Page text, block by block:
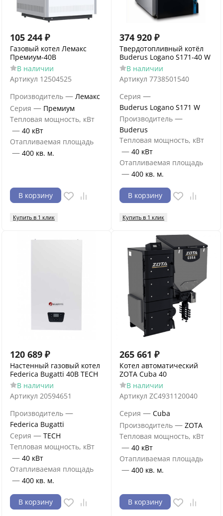
105 244 ₽
Газовый котел Лемакс
Премиум-40B
В наличии
Артикул 12504525
Производитель — Лемакс
Серия — Премиум
Тепловая мощность, кВт
— 40 кВт
Отапливаемая площадь
— 400 кв. м.
В корзину
Купить в 1 клик
374 920 ₽
Твердотопливный котёл
Buderus Logano S171-40 W
В наличии
Артикул 7738501540
Серия —
Buderus Logano S171 W
Производитель —
Buderus
Тепловая мощность, кВт
— 40 кВт
Отапливаемая площадь
— 400 кв. м.
В корзину
Купить в 1 клик
120 689 ₽
Настенный газовый котел
Federica Bugatti 40B TECH
В наличии
Артикул 20594651
Производитель —
Federica Bugatti
Серия — TECH
Тепловая мощность, кВт
— 40 кВт
Отапливаемая площадь
— 400 кв. м.
В корзину
265 661 ₽
Котел автоматический
ZOTA Cuba 40
В наличии
Артикул ZC4931120040
Серия — Cuba
Производитель — ZOTA
Тепловая мощность, кВт
— 40 кВт
Отапливаемая площадь
— 400 кв. м.
В корзину